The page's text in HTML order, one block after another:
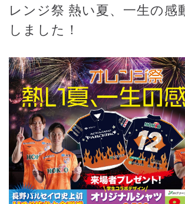
レンジ祭 熱い夏、一生の感
しました！